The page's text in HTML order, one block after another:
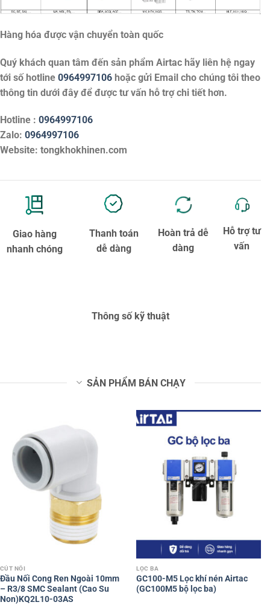
Hàng hóa được vận chuyển toàn quốc
Quý khách quan tâm đến sản phẩm Airtac hãy liên hệ ngay
tới số hotline 0964997106 hoặc gửi Email cho chúng tôi theo
thông tin dưới đây để được tư vấn hỗ trợ chi tiết hơn.
Hotline : 0964997106
Zalo: 0964997106
Website: tongkhokhinen.com
Giao hàng
nhanh chóng
Thanh toán
dễ dàng
Hoàn trả dễ
dàng
Hỗ trợ tư
vấn
Thông số kỹ thuật
SẢN PHẨM BÁN CHẠY
CÚT NỐI
Đầu Nối Cong Ren Ngoài 10mm
– R3/8 SMC Sealant (Cao Su
Non)KQ2L10-03AS
LỌC BA
GC100-M5 Lọc khí nén Airtac
(GC100M5 bộ lọc ba)